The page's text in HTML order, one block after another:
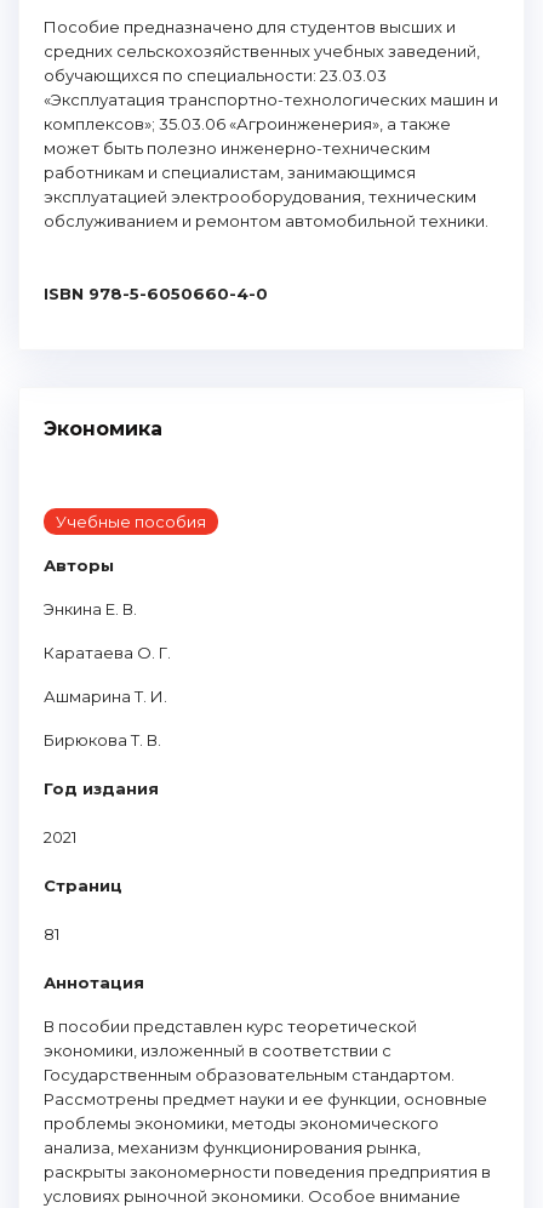
Пособие предназначено для студентов высших и
средних сельскохозяйственных учебных заведений,
обучающихся по специальности: 23.03.03
«Эксплуатация транспортно-технологических машин и
комплексов»; 35.03.06 «Агроинженерия», а также
может быть полезно инженерно-техническим
работникам и специалистам, занимающимся
эксплуатацией электрооборудования, техническим
обслуживанием и ремонтом автомобильной техники.
ISBN 978-5-6050660-4-0
Экономика
Учебные пособия
Авторы
Энкина Е. В.
Каратаева О. Г.
Ашмарина Т. И.
Бирюкова Т. В.
Год издания
2021
Страниц
81
Аннотация
В пособии представлен курс теоретической
экономики, изложенный в соответствии с
Государственным образовательным стандартом.
Рассмотрены предмет науки и ее функции, основные
проблемы экономики, методы экономического
анализа, механизм функционирования рынка,
раскрыты закономерности поведения предприятия в
условиях рыночной экономики. Особое внимание